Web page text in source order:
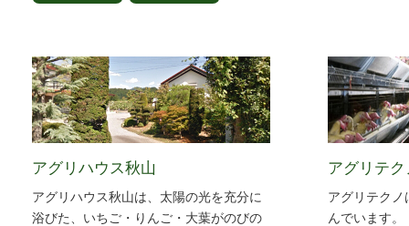
アグリハウス秋山
アグリハウス秋山は、太陽の光を充分に
浴びた、いちご・りんご・大葉がのびの
アグリテク
アグリテク
んでいます。